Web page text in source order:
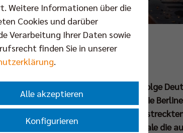
Leon Tonhäuser
Volleys sind zum zehnten Mal in Folge
25:22, 22:25, 25:12) entschieden die
auf direktem Wege für sich und
die Hauptstädter im Saisonfinale die
Weitere Informationen über die
Cookies und darüber
Verarbeitung Ihrer Daten sowie
finden Sie in unserer
.
Alle akzeptieren
Konfigurieren